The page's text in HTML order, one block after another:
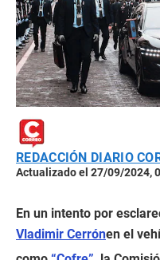
REDACCIÓN DIARIO
Actualizado el 27/09/2024,
En un intento por
Vladimir Cerrónen el